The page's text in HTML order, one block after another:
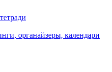
органайзеры, календари